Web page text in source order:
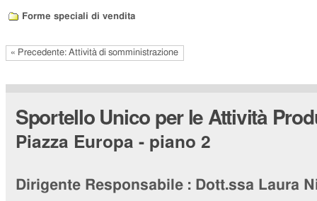
Forme speciali di vendita
« Precedente: Attività di somministrazione
Sportello Unico per le Attività
Piazza Europa - piano 2
Dirigente Responsabile :Dott.ssa Laura